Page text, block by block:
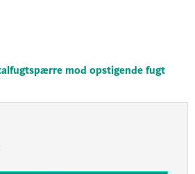
mod opstigende fugt